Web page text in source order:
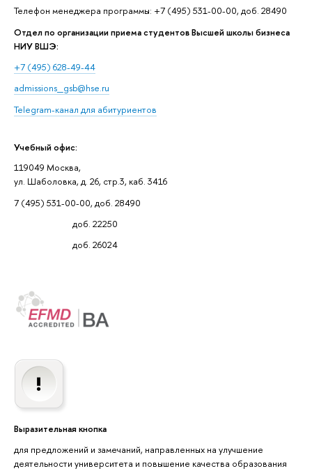
Телефон менеджера программы: +7 (495) 531-00-00, доб. 28490
Отдел по организации приема студентов Высшей школы бизнеса
НИУ ВШЭ:
+7 (495) 628-49-44
admissions_gsb@hse.ru
Telegram-канал для абитуриентов
Учебный офис:
119049 Москва,
ул. Шаболовка, д. 26, стр.3, каб. 3416
7 (495) 531-00-00, доб. 28490
доб. 22250
доб. 26024
Выразительная кнопка
для предложений и замечаний, направленных на улучшение
деятельности университета и повышение качества образования